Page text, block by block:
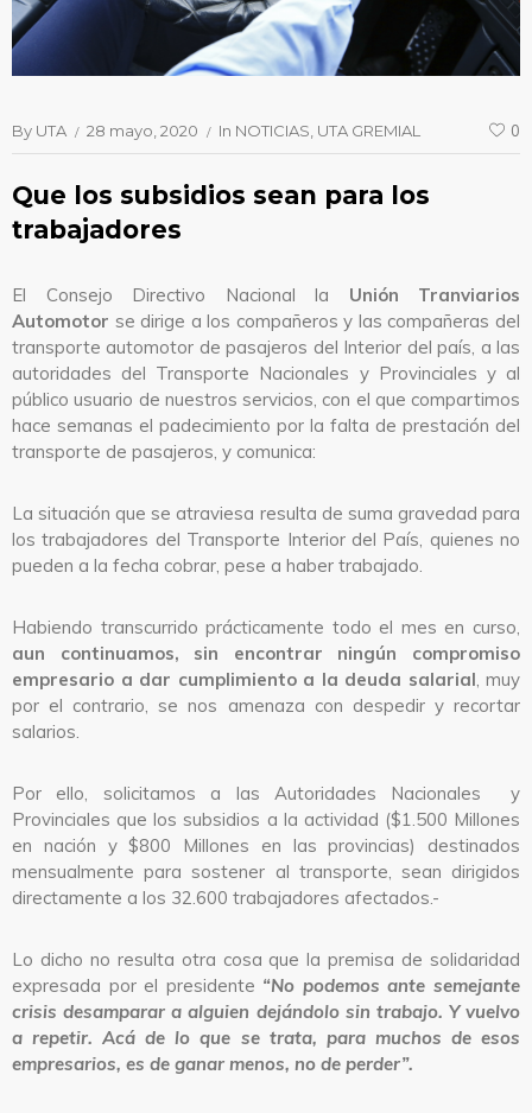
By UTA 28 mayo, 2020 In NOTICIAS UTA GREMIAL 0
Que los subsidios sean para los
trabajadores
El Consejo Directivo Nacional la Unión Tranviarios
Automotor se dirige a los compañeros y las compañeras del
transporte automotor de pasajeros del Interior del país, a las
autoridades del Transporte Nacionales y Provinciales y al
público usuario de nuestros servicios, con el que compartimos
hace semanas el padecimiento por la falta de prestación del
transporte de pasajeros, y comunica:
La situación que se atraviesa resulta de suma gravedad para
los trabajadores del Transporte Interior del País, quienes no
pueden a la fecha cobrar, pese a haber trabajado.
Habiendo transcurrido prácticamente todo el mes en curso,
aun continuamos, sin encontrar ningún compromiso
empresario a dar cumplimiento a la deuda salarial, muy
por el contrario, se nos amenaza con despedir y recortar
salarios.
Por ello, solicitamos a las Autoridades Nacionales y
Provinciales que los subsidios a la actividad ($1.500 Millones
en nación y $800 Millones en las provincias) destinados
mensualmente para sostener al transporte, sean dirigidos
directamente a los 32.600 trabajadores afectados.-
Lo dicho no resulta otra cosa que la premisa de solidaridad
expresada por el presidente “No podemos ante semejante
crisis desamparar a alguien dejándolo sin trabajo. Y vuelvo
a repetir. Acá de lo que se trata, para muchos de esos
empresarios, es de ganar menos, no de perder”.